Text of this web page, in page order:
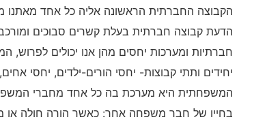
הקבוצה החברתית הראשונה אליה כל אחד
הדעת קבוצה חברתית בעלת קשרים סבוכים
חברתיות ומערכות יחסים מהן אנו יכולים
יחידים ותתי קבוצות- יחסי הורים-ילדים, יחסי
המשפחתית היא מערכת בה כל אחד מחברי
בחייו של חבר משפחה אחר: כאשר הורה חולה או